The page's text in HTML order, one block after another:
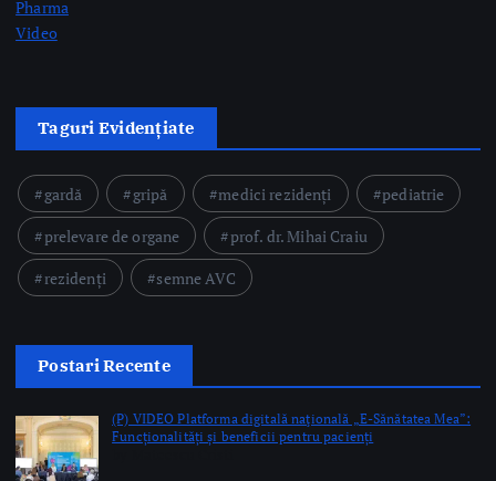
gardă
rezidenți
semne AVC
Postari Recente
(P) VIDEO Platforma digitală naţională „E-Sănătatea Mea”:
Funcționalități și beneficii pentru pacienți
by Mateescu Cristi
Sanitas şi Solidaritatea Sanitară propun un model comun de
salarizare pentru angajaţii din sistemul public de sănătate